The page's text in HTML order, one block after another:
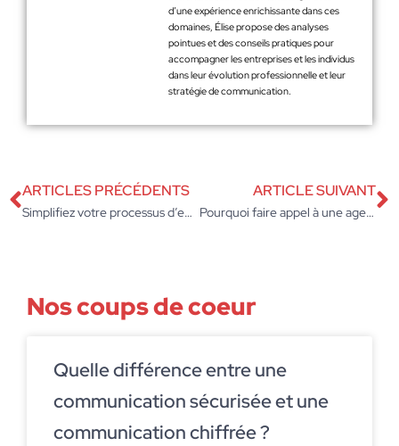
d’une expérience enrichissante dans ces
domaines, Élise propose des analyses
pointues et des conseils pratiques pour
accompagner les entreprises et les individus
dans leur évolution professionnelle et leur
stratégie de communication.
ARTICLES PRÉCÉDENTS
Simplifiez votre processus d’entreprise : comment faire un bon de commande réussi
ARTICLE SUIVANT
Pourquoi faire appel à une agence de communication ? 5 avantages
Nos coups de coeur
Quelle différence entre une
communication sécurisée et une
communication chiffrée ?